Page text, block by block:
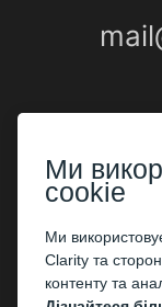
Ми
cookie
Ми
Clarity та
контенту та